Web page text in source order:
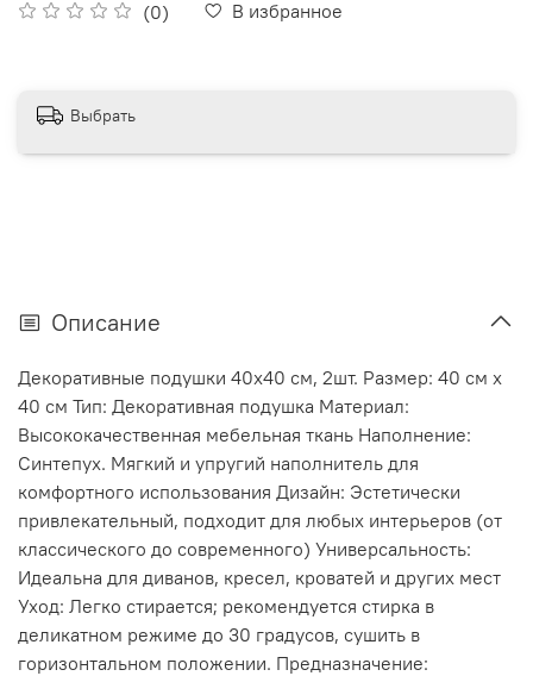
(0) В избранное
Выбрать
Описание
Декоративные подушки 40х40 см, 2шт. Размер: 40 см x
40 см Тип: Декоративная подушка Материал:
Высококачественная мебельная ткань Наполнение:
Синтепух. Мягкий и упругий наполнитель для
комфортного использования Дизайн: Эстетически
привлекательный, подходит для любых интерьеров (от
классического до современного) Универсальность:
Идеальна для диванов, кресел, кроватей и других мест
Уход: Легко стирается; рекомендуется стирка в
деликатном режиме до 30 градусов, сушить в
горизонтальном положении. Предназначение: